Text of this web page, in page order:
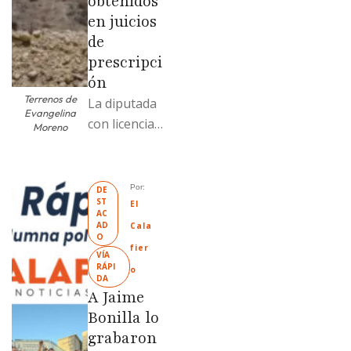
Terrenos de
Evangelina
Moreno
en juicios
de
prescripci
ón
La diputada
con licencia
antecedente
s de
prescripción
positiva; uno
fue
revendido
329% por
encima …
DE
ST
AC
AD
O
VÍA
RÁPI
DA
Por:
El
Cala
fier
o
A Jaime
Bonilla lo
grabaron